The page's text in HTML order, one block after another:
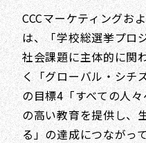
CCCマーケティングお
は、「学校総選挙プロ
社会課題に主体的に関
く「グローバル・シチ
の目標4「すべての人
の高い教育を提供し、
る」の達成につながっ